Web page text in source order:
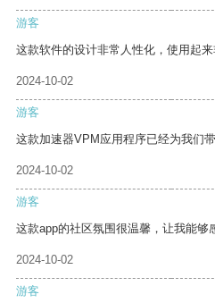
游客
这款软件的设计非常人性化，使用起来
2024-10-02
游客
这款加速器VPM应用程序已经为我们
2024-10-02
游客
这款app的社区氛围很温馨，让我能够
2024-10-02
游客